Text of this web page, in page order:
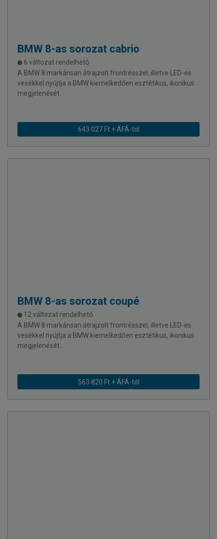
BMW 8-as sorozat cabrio
6 változat rendelhető
A BMW 8 markánsan átrajzolt frontrésszel, illetve LED-es
vesékkel nyújtja a BMW kiemelkedően esztétikus, ikonikus
megjelenését.
643 027 Ft + ÁFÁ-tól
BMW 8-as sorozat coupé
12 változat rendelhető
A BMW 8 markánsan átrajzolt frontrésszel, illetve LED-es
vesékkel nyújtja a BMW kiemelkedően esztétikus, ikonikus
megjelenését.
563 820 Ft + ÁFÁ-tól